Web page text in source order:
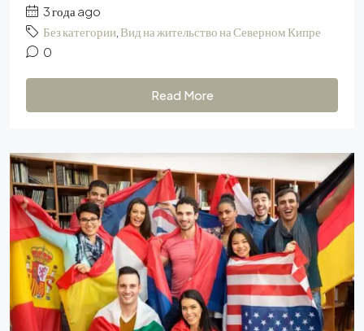
3 года ago
Без категории Вид на жительство на Северном Кипре
0
Read More